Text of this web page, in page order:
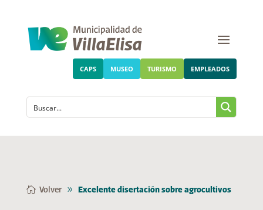
CAPS MUSEO TURISMO EMPLEADOS
Volver Excelente disertación sobre agrocultivos